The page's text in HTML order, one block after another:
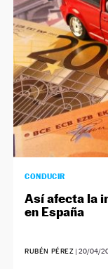
CONDUCIR
Así afecta la
en España
RUBÉN PÉREZ |20/04/